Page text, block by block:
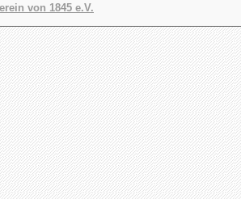
von 1845 e.V.